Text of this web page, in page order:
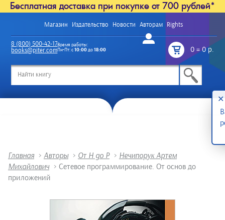
Бесплатная доставка при покупке от 700 рублей*
Магазин Издательство Новости Авторам Rights
Войти
0=0 р.
8 (800) 500-42-17
books@piter.com
Время работы:
Пн-Пт: с10:00до18:00
Главная > Авторы > От Н до Р > Нечипорук Артем
Михайлович > Сетевое программирование. От основ до
приложений
✕